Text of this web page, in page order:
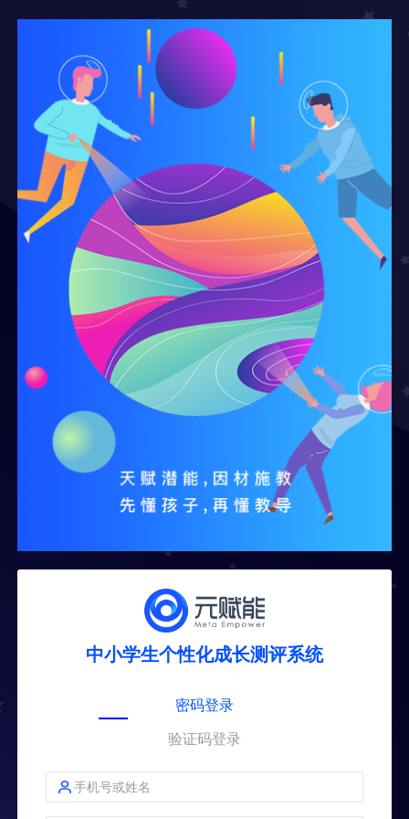
中小学生个性化成长测评系统
密码登录
验证码登录